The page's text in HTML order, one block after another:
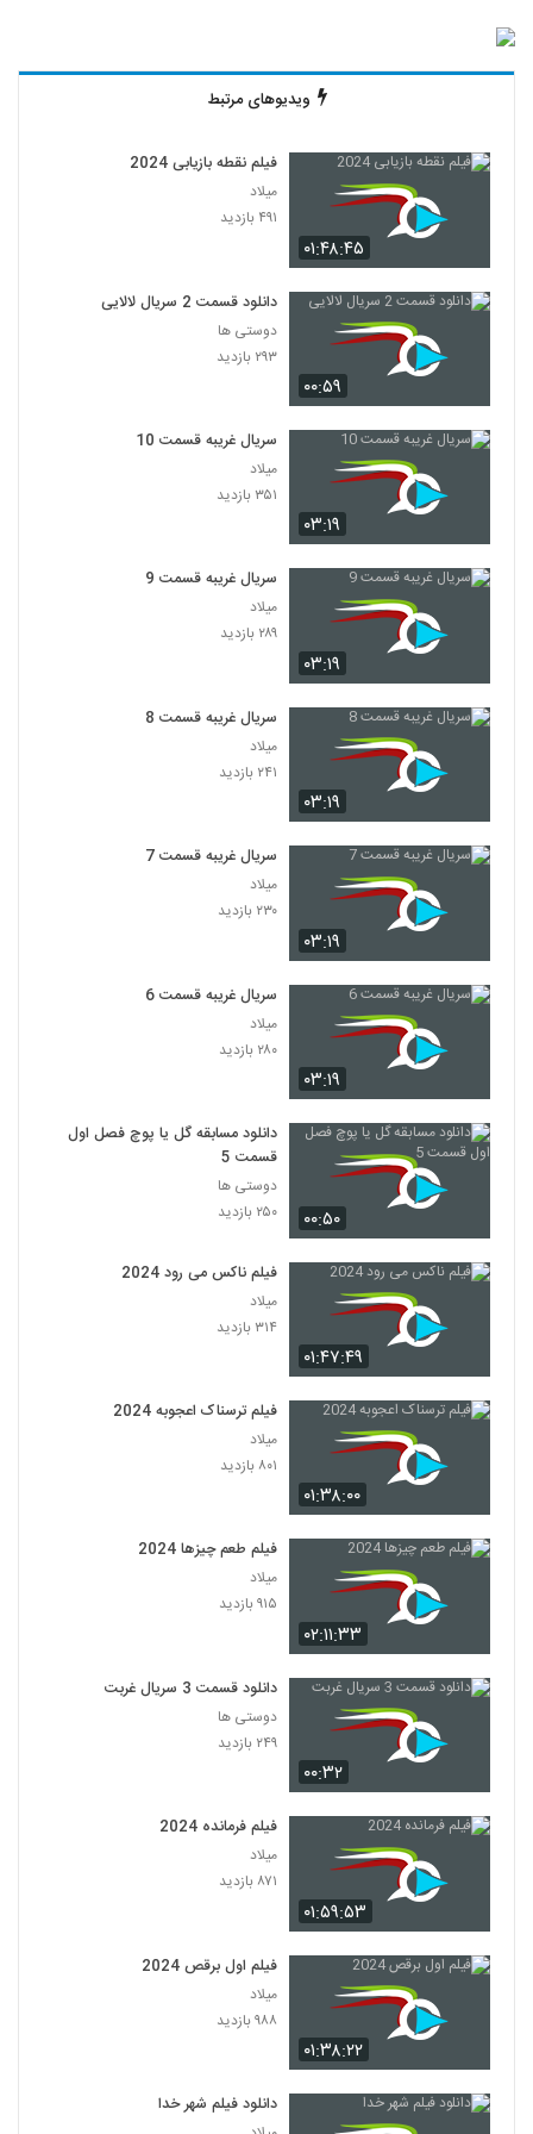
ویدیوهای مرتبط
۰۱:۴۸:۴۵
فیلم نقطه بازیابی 2024
میلاد
۴۹۱ بازدید
۰۰:۵۹
دانلود قسمت 2 سریال لالایی
دوستی ها
۲۹۳ بازدید
۰۳:۱۹
سریال غریبه قسمت 10
میلاد
۳۵۱ بازدید
۰۳:۱۹
سریال غریبه قسمت 9
میلاد
۲۸۹ بازدید
۰۳:۱۹
سریال غریبه قسمت 8
میلاد
۲۴۱ بازدید
۰۳:۱۹
سریال غریبه قسمت 7
میلاد
۲۳۰ بازدید
۰۳:۱۹
سریال غریبه قسمت 6
میلاد
۲۸۰ بازدید
۰۰:۵۰
دانلود مسابقه گل یا پوچ فصل اول
قسمت 5
دوستی ها
۲۵۰ بازدید
۰۱:۴۷:۴۹
فیلم ناکس می رود 2024
میلاد
۳۱۴ بازدید
۰۱:۳۸:۰۰
فیلم ترسناک اعجوبه 2024
میلاد
۸۰۱ بازدید
۰۲:۱۱:۳۳
فیلم طعم چیزها 2024
میلاد
۹۱۵ بازدید
۰۰:۳۲
دانلود قسمت 3 سریال غربت
دوستی ها
۲۴۹ بازدید
۰۱:۵۹:۵۳
فیلم فرمانده 2024
میلاد
۸۷۱ بازدید
۰۱:۳۸:۲۲
فیلم اول برقص 2024
میلاد
۹۸۸ بازدید
دانلود فیلم شهر خدا